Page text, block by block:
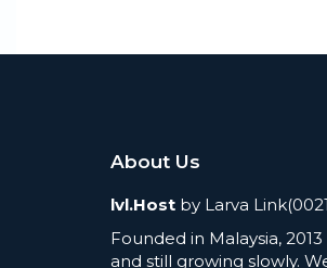
About Us
lvl.Host by Larva
Founded in Malaysia,
and still growing slowly.